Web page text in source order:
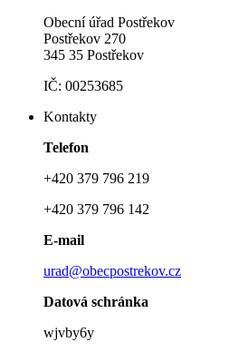
Obecní úřad Postřekov
Postřekov 270
345 35 Postřekov
IČ: 00253685
Kontakty
Telefon
+420 379 796 219
+420 379 796 142
E-mail
urad@obecpostrekov.cz
Datová schránka
wjvby6y